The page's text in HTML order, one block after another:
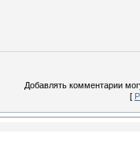
Добавлять комментарии
[